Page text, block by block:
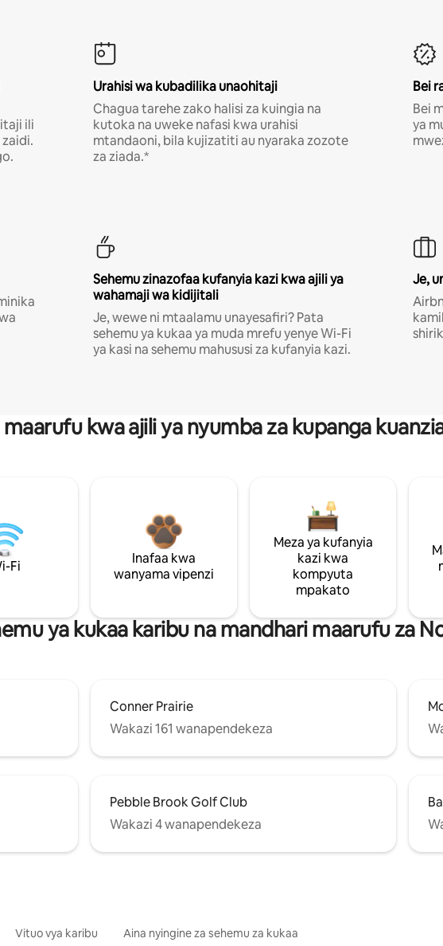
ili
Urahisi wa kubadilika unaohitaji
Chagua tarehe zako halisi za kuingia na
kutoka na uweke nafasi kwa urahisi
mtandaoni, bila kujizatiti au nyaraka zozote
za ziada.*
Bei
Bei
ya
Sehemu zinazofaa kufanyia kazi kwa ajili ya
wahamaji wa kidijitali
Je, wewe ni mtaalamu unayesafiri? Pata
sehemu ya kukaa ya muda mrefu yenye Wi-Fi
ya kasi na sehemu mahususi za kufanyia kazi.
Je,
kwa ajili ya nyumba za kupanga
Fi
Inafaa kwa
wanyama vipenzi
Meza ya kufanyia
kazi kwa
kompyuta
mpakato
ya kukaa karibu na mandhari maarufu za
Conner Prairie
Wakazi 161 wanapendekeza
Pebble Brook Golf Club
Wakazi 4 wanapendekeza
Vituo vya karibu Aina nyingine za sehemu za kukaa